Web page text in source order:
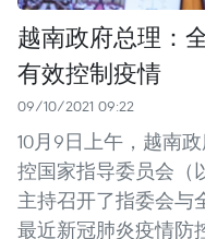
越南政府总理：
有效控制疫情
09/10/2021 09:22
10月9日上午，越南
控国家指导委员会（
主持召开了指委会与
最近新冠肺炎疫情防